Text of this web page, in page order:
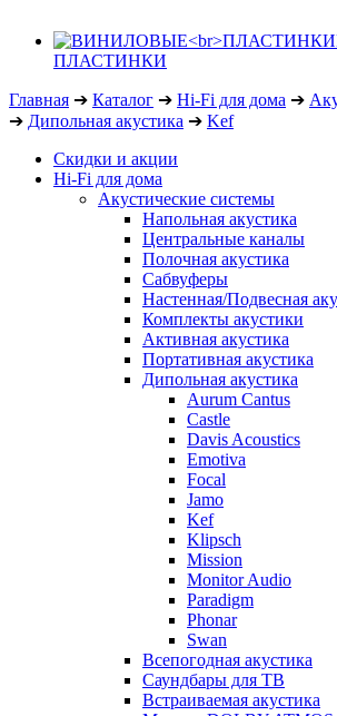
ПЛАСТИНКИ
Главная ➔ Каталог ➔ Hi-Fi для дома ➔
➔ Дипольная акустика ➔ Kef
Скидки и акции
Hi-Fi для дома
Акустические системы
Напольная акустика
Центральные каналы
Полочная акустика
Сабвуферы
Настенная/Подвесная
Комплекты акустики
Активная акустика
Портативная акустика
Дипольная акустика
Aurum Cantus
Castle
Davis Acoustics
Emotiva
Focal
Jamo
Kef
Klipsch
Mission
Monitor Audio
Paradigm
Phonar
Swan
Всепогодная акустика
Саундбары для ТВ
Встраиваемая акустика